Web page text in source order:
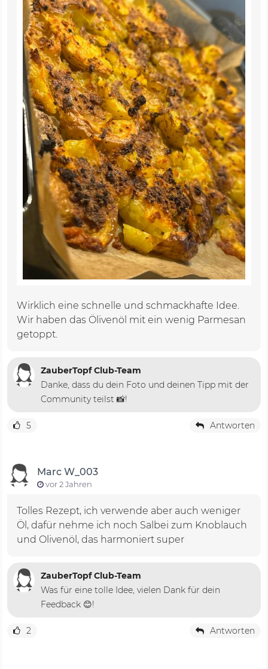
Wirklich eine schnelle und schmackhafte Idee.
Wir haben das Ölivenöl mit ein wenig Parmesan
getoppt.
ZauberTopf Club-Team
Danke, dass du dein Foto und deinen Tipp mit der
Community teilst 📸!
5 Antworten
Marc W_003
vor 2 Jahren
Tolles Rezept, ich verwende aber auch weniger
Öl, dafür nehme ich noch Salbei zum Knoblauch
und Olivenöl, das harmoniert super
ZauberTopf Club-Team
Was für eine tolle Idee, vielen Dank für dein
Feedback 😊!
2 Antworten